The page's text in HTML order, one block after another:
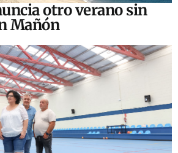
otro verano sin
Mañón